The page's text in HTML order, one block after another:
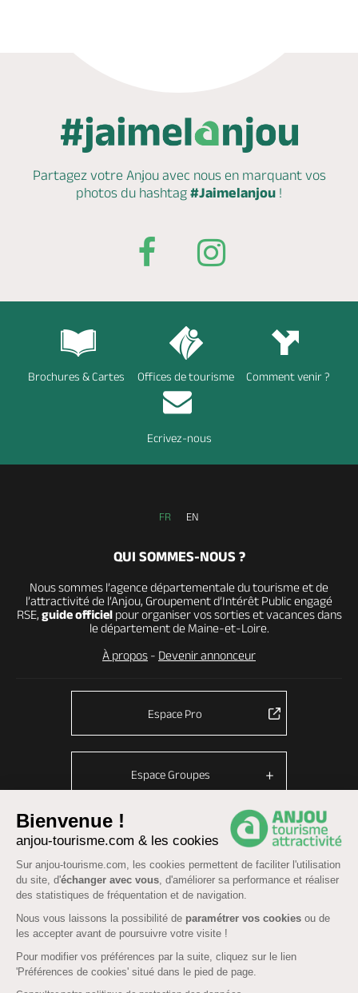
Bienvenue !
anjou-tourisme.com & les cookies
Sur anjou-tourisme.com, les cookies permettent de faciliter l'utilisation
du site, d'échanger avec vous, d'améliorer sa performance et réaliser
des statistiques de fréquentation et de navigation.
Nous vous laissons la possibilité de paramétrer vos cookies ou de
les accepter avant de poursuivre votre visite !
Pour modifier vos préférences par la suite, cliquez sur le lien
'Préférences de cookies' situé dans le pied de page.
Partagez votre Anjou avec nous en marquantvos
photos du hashtag #Jaimelanjou !
Brochures & Cartes Offices de tourisme Comment venir ?
Ecrivez-nous
FR EN
QUI SOMMES-NOUS ?
Nous sommes l’agence départementale du tourisme et de
l’attractivité de l’Anjou, Groupement d’Intérêt Public engagé
RSE, guide officielpour organiser vos sorties et vacances dans
le département de Maine-et-Loire.
À propos - Devenir annonceur
Espace Pro
Espace Groupes
© Anjou tourisme 2026 -Plan du site-Fonctionnement du site
Mentions légales Données personnelles
CGU Réservation-Accessibilité : partiellement conforme